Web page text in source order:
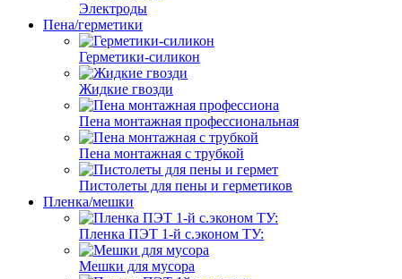
Электроды
Пена/герметики
Герметики-силикон
Жидкие гвозди
Пена монтажная профессиональная
Пена монтажная с трубкой
Пистолеты для пены и герметиков
Пленка/мешки
Пленка ПЭТ 1-й с.эконом ТУ:
Мешки для мусора